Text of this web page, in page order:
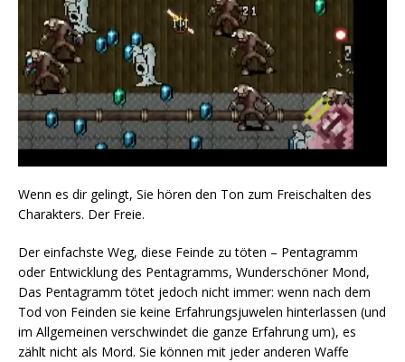
Wenn es dir gelingt, Sie hören den Ton zum Freischalten des
Charakters. Der Freie.
Der einfachste Weg, diese Feinde zu töten – Pentagramm
oder Entwicklung des Pentagramms, Wunderschöner Mond,
Das Pentagramm tötet jedoch nicht immer: wenn nach dem
Tod von Feinden sie keine Erfahrungsjuwelen hinterlassen (und
im Allgemeinen verschwindet die ganze Erfahrung um), es
zählt nicht als Mord. Sie können mit jeder anderen Waffe